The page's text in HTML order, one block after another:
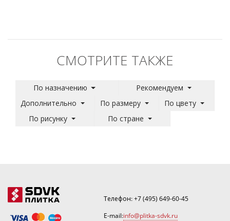
СМОТРИТЕ ТАКЖЕ
По назначению
Рекомендуем
Дополнительно
По размеру
По цвету
По рисунку
По стране
Телефон:+7 (495) 649-60-45
E-mail:info@plitka-sdvk.ru